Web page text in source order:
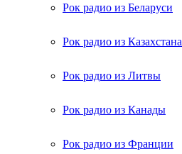
Рок радио из Беларуси
Рок радио из Казахстана
Рок радио из Литвы
Рок радио из Канады
Рок радио из Франции